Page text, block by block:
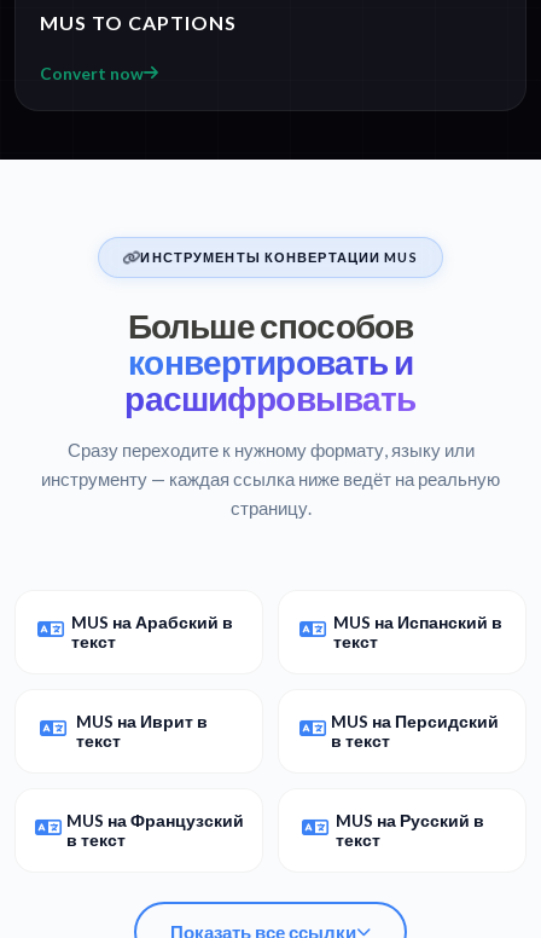
MUS TO CAPTIONS
Convert now
ИНСТРУМЕНТЫ КОНВЕРТАЦИИ MUS
Больше способов
конвертировать и
расшифровывать
Сразу переходите к нужному формату, языку или
инструменту — каждая ссылка ниже ведёт на реальную
страницу.
MUS на Арабский в
текст
MUS на Испанский в
текст
MUS на Иврит в
текст
MUS на Персидский
в текст
MUS на Французский
в текст
MUS на Русский в
текст
Показать все ссылки